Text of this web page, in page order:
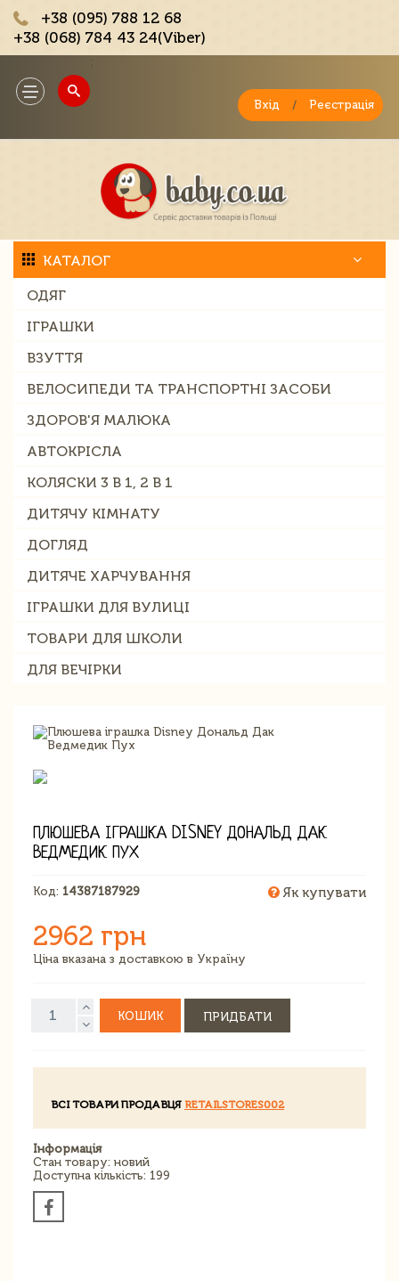
+38 (095) 788 12 68
+38 (068) 784 43 24(Viber)
Toggle
navigation
Вхід / Реєстрація
КАТАЛОГ
ОДЯГ
ІГРАШКИ
ВЗУТТЯ
ВЕЛОСИПЕДИ ТА ТРАНСПОРТНІ ЗАСОБИ
ЗДОРОВ'Я МАЛЮКА
АВТОКРІСЛА
КОЛЯСКИ 3 В 1, 2 В 1
ДИТЯЧУ КІМНАТУ
ДОГЛЯД
ДИТЯЧЕ ХАРЧУВАННЯ
ІГРАШКИ ДЛЯ ВУЛИЦІ
ТОВАРИ ДЛЯ ШКОЛИ
ДЛЯ ВЕЧІРКИ
ПЛЮШЕВА ІГРАШКА DISNEY ДОНАЛЬД ДАК
ВЕДМЕДИК ПУХ
Код: 14387187929 Як купувати
2962 грн
Ціна вказана з доставкою в Україну
КОШИК ПРИДБАТИ
ВСІ ТОВАРИ ПРОДАВЦЯ RETAILSTORES002
Інформація
Стан товару: новий
Доступна кількість: 199